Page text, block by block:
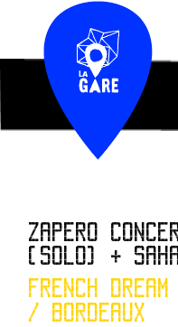
ZAPERO
(SOLO) +
FRENCH
/ BORDEAUX